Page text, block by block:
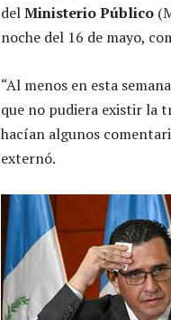
delMinisterio Público
noche del 16 de mayo,
“Al menos en esta
que no pudiera existir la
hacían algunos
externó.